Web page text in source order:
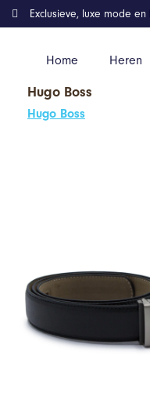
Home Heren
Exclusieve, luxe mode
Hugo Boss
Hugo Boss
Home Kleding